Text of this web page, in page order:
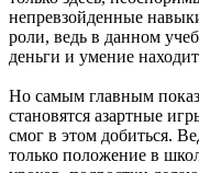
непревзойденные
роли, ведь в данном
деньги и умение
Но самым главным
становятся азартные
смог в этом добиться.
только положение в